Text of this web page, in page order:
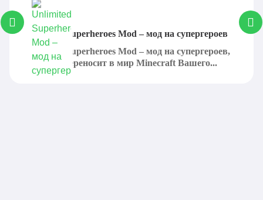
Unlimited Superheroes Mod – мод на супергероев
Unlimited Superheroes Mod – мод на cупергероев,
который переносит в мир Minecraft Вашего...